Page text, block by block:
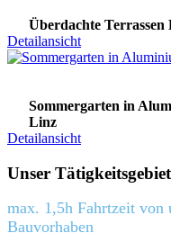
Überdachte Terrassen
Detailansicht
Sommergarten in
Linz
Detailansicht
Unser Tätigkeitsgebiet
max. 1,5h Fahrtzeit von
Bauvorhaben